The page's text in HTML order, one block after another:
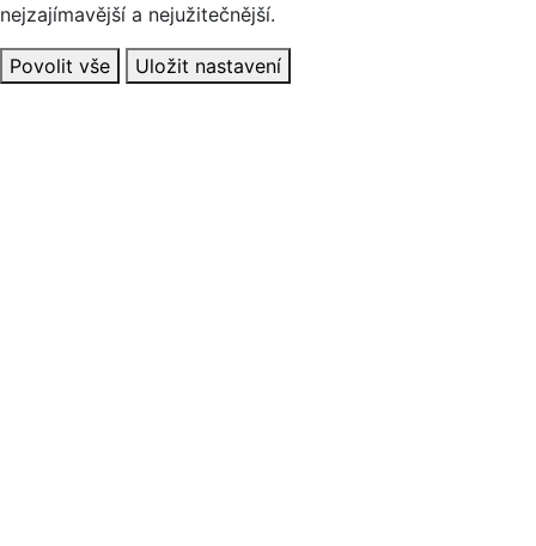
nejzajímavější a nejužitečnější.
Povolit vše Uložit nastavení